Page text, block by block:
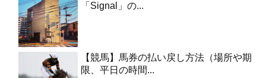
「Signal」の...
【競馬】馬券の払い戻し方法（場所や期
限、平日の時間...